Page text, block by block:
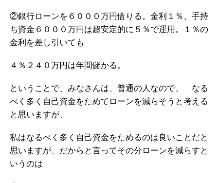
②銀行ローンを６０００万円借りる。金利１％、手持
ち資金６０００万円は超安定的に５％で運用。１％の
金利を差し引いても
４％２４０万円は年間儲かる。
ということで、みなさんは、普通の人なので、 なる
べく多く自己資金をためてローンを減らそうと考える
と思いますが、
私はなるべく多く自己資金をためるのは良いことだと
思いますが、だからと言ってその分ローンを減らすと
いうのは